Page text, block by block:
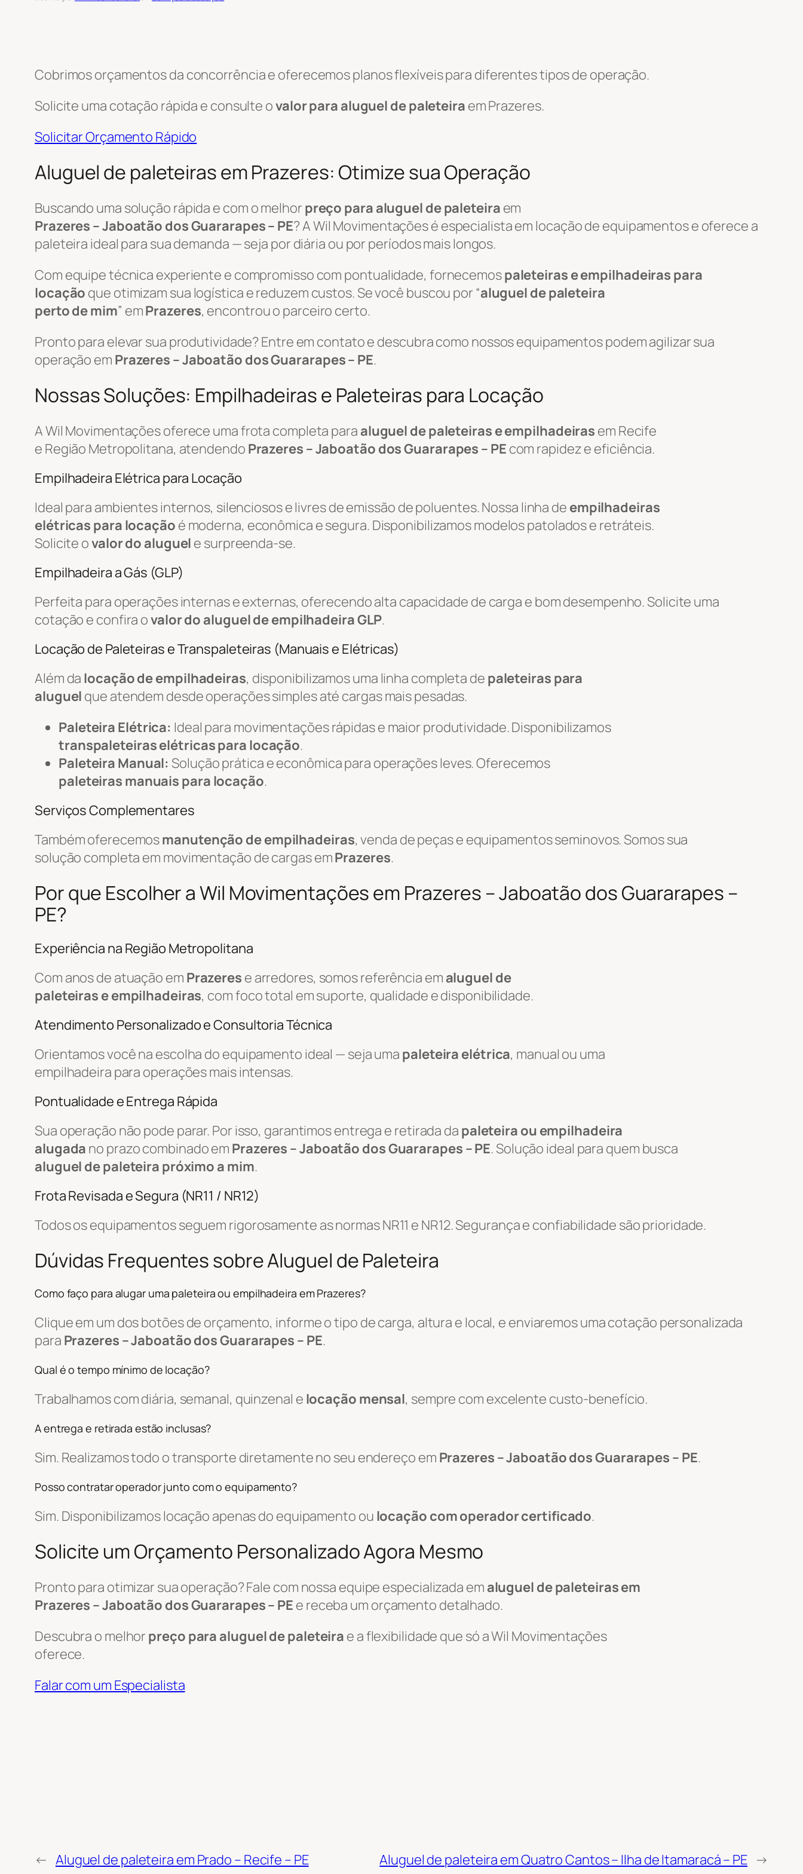
Cobrimos orçamentos da concorrência e oferecemos planos flexíveis para diferentes tipos de operação.
Solicite uma cotação rápida e consulte ovalor para aluguel de paleteira em Prazeres.
Solicitar Orçamento Rápido
Aluguel de paleteiras em Prazeres: Otimize sua Operação
Buscando uma solução rápida e com o melhor preço para aluguel de paleteira em
Prazeres – Jaboatão dos Guararapes – PE? A Wil Movimentações é especialista em locação de equipamentos e oferece a
paleteira ideal para sua demanda — seja por diária ou por períodos mais longos.
Com equipe técnica experiente e compromisso com pontualidade, fornecemospaleteiras e empilhadeiras para
locação que otimizam sua logística e reduzem custos. Se você buscou por “aluguel de paleteira
perto de mim” emPrazeres, encontrou o parceiro certo.
Pronto para elevar sua produtividade? Entre em contato e descubra como nossos equipamentos podem agilizar sua
operação em Prazeres – Jaboatão dos Guararapes – PE.
Nossas Soluções: Empilhadeiras e Paleteiras para Locação
A Wil Movimentações oferece uma frota completa para aluguel de paleteiras e empilhadeiras em Recife
e Região Metropolitana, atendendo Prazeres – Jaboatão dos Guararapes – PE com rapidez e eficiência.
Empilhadeira Elétrica para Locação
Ideal para ambientes internos, silenciosos e livres de emissão de poluentes. Nossa linha de empilhadeiras
elétricas para locação é moderna, econômica e segura. Disponibilizamos modelos patolados e retráteis.
Solicite ovalor do aluguel e surpreenda-se.
Empilhadeira a Gás (GLP)
Perfeita para operações internas e externas, oferecendo alta capacidade de carga e bom desempenho. Solicite uma
cotação e confira ovalor do aluguel de empilhadeira GLP.
Locação de Paleteiras e Transpaleteiras (Manuais e Elétricas)
Além da locação de empilhadeiras, disponibilizamos uma linha completa de paleteiras para
aluguel que atendem desde operações simples até cargas mais pesadas.
Paleteira Elétrica: Ideal para movimentações rápidas e maior produtividade. Disponibilizamos
transpaleteiras elétricas para locação.
Paleteira Manual: Solução prática e econômica para operações leves. Oferecemos
paleteiras manuais para locação.
Serviços Complementares
Também oferecemosmanutenção de empilhadeiras, venda de peças e equipamentos seminovos. Somos sua
solução completa em movimentação de cargas emPrazeres.
Por que Escolher a Wil Movimentações em Prazeres – Jaboatão dos Guararapes –
PE?
Experiência na Região Metropolitana
Com anos de atuação em Prazeres e arredores, somos referência em aluguel de
paleteiras e empilhadeiras, com foco total em suporte, qualidade e disponibilidade.
Atendimento Personalizado e Consultoria Técnica
Orientamos você na escolha do equipamento ideal — seja uma paleteira elétrica, manual ou uma
empilhadeira para operações mais intensas.
Pontualidade e Entrega Rápida
Sua operação não pode parar. Por isso, garantimos entrega e retirada da paleteira ou empilhadeira
alugada no prazo combinado em Prazeres – Jaboatão dos Guararapes – PE. Solução ideal para quem busca
aluguel de paleteira próximo a mim.
Frota Revisada e Segura (NR11 / NR12)
Todos os equipamentos seguem rigorosamente as normas NR11 e NR12. Segurança e confiabilidade são prioridade.
Dúvidas Frequentes sobre Aluguel de Paleteira
Como faço para alugar uma paleteira ou empilhadeira em Prazeres?
Clique em um dos botões de orçamento, informe o tipo de carga, altura e local, e enviaremos uma cotação personalizada
para Prazeres – Jaboatão dos Guararapes – PE.
Qual é o tempo mínimo de locação?
Trabalhamos com diária, semanal, quinzenal e locação mensal, sempre com excelente custo-benefício.
A entrega e retirada estão inclusas?
Sim. Realizamos todo o transporte diretamente no seu endereço em Prazeres – Jaboatão dos Guararapes – PE.
Posso contratar operador junto com o equipamento?
Sim. Disponibilizamos locação apenas do equipamento ou locação com operador certificado.
Solicite um Orçamento Personalizado Agora Mesmo
Pronto para otimizar sua operação? Fale com nossa equipe especializada em aluguel de paleteiras em
Prazeres – Jaboatão dos Guararapes – PE e receba um orçamento detalhado.
Descubra o melhor preço para aluguel de paleteira e a flexibilidade que só a Wil Movimentações
oferece.
Falar com um Especialista
← Aluguel de paleteira em Prado – Recife – PE Aluguel de paleteira em Quatro Cantos – Ilha de Itamaracá – PE →